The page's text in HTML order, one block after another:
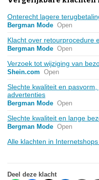
Onterecht lagere
Bergman Mode Open
Klacht over retourprocedure
Bergman Mode Open
Verzoek tot wijziging van
Shein.com Open
Slechte kwaliteit en
advertenties
Bergman Mode Open
Slechte kwaliteit en lange
Bergman Mode Open
Alle klachten in
Deel deze klacht